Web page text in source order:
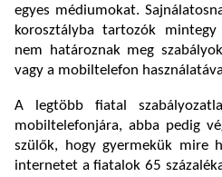
egyes médiumokat.
korosztályba tartozók
nem határoznak meg
vagy a mobiltelefon
A legtöbb fiatal
mobiltelefonjára, abba pedig
szülők, hogy gyermekük mire
internetet a fiatalok 65